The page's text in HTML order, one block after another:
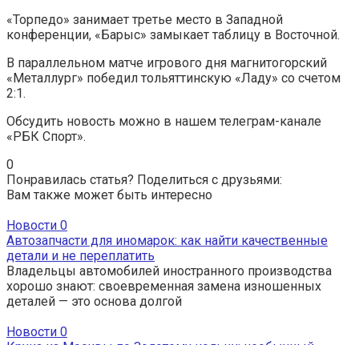
«Торпедо» занимает третье место в Западной
конференции, «Барыс» замыкает таблицу в Восточной.
В параллельном матче игрового дня магнитогорский
«Металлург» победил тольяттинскую «Ладу» со счетом
2:1.
Обсудить новость можно в нашем телеграм-канале
«РБК Спорт».
0
Понравилась статья? Поделиться с друзьями:
Вам также может быть интересно
Новости 0
Автозапчасти для иномарок: как найти качественные
детали и не переплатить
Владельцы автомобилей иностранного производства
хорошо знают: своевременная замена изношенных
деталей — это основа долгой
Новости 0